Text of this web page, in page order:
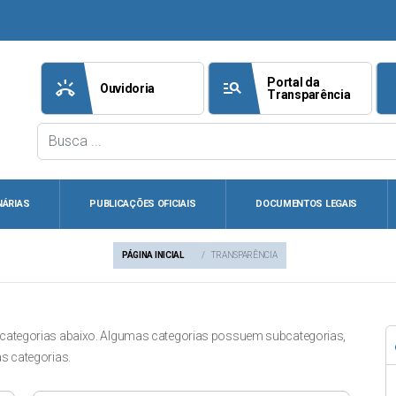
ring_volume Ouvidoria manage_search
Portal da
Transparência
PUBLICAÇÕES OFICIAIS DOCUMENTOS LEGAIS
PÁGINA INICIAL TRANSPARÊNCIA
abaixo. Algumas categorias possuem subcategorias,
categorias.